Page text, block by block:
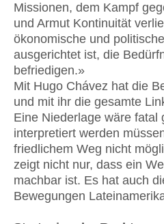
Missionen, dem Kampf
und Armut Kontinuität
ökonomische und
ausgerichtet ist, die
befriedigen.»
Mit Hugo Chávez hat die
und mit ihr die gesamte
Eine Niederlage wäre fatal
interpretiert werden
friedlichem Weg nicht
zeigt nicht nur, dass ein
machbar ist. Es hat auch
Bewegungen